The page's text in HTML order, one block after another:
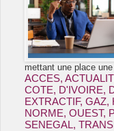
mettant une place
ACCES,
COTE, D'IVOIRE,
EXTRACTIF, GAZ,
NORME, OUEST,
SENEGAL,